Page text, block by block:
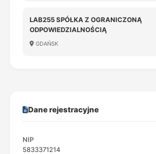
LAB255 SPÓŁKA Z OGRANICZONĄ
ODPOWIEDZIALNOŚCIĄ
GDAŃSK
Dane rejestracyjne
NIP
5833371214